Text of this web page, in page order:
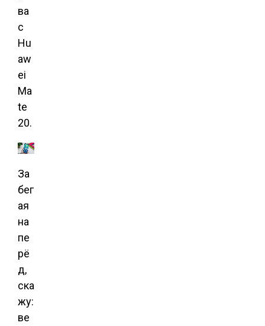
ва
с
Hu
aw
ei
Ma
te
20.
За
бег
ая
на
пе
рё
д,
ска
жу:
ве